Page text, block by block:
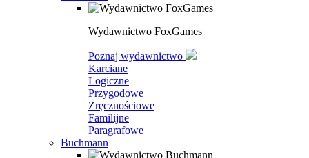
Wydawnictwo FoxGames
Poznaj wydawnictwo
Karciane
Logiczne
Przygodowe
Zręcznościowe
Familijne
Paragrafowe
Buchmann